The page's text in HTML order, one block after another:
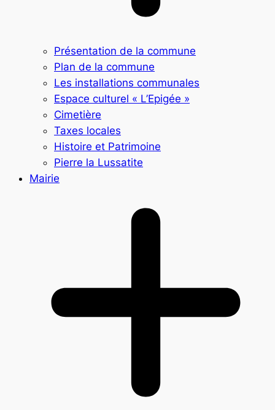
Présentation de la commune
Plan de la commune
Les installations communales
Espace culturel « L’Epigée »
Cimetière
Taxes locales
Histoire et Patrimoine
Pierre la Lussatite
Mairie